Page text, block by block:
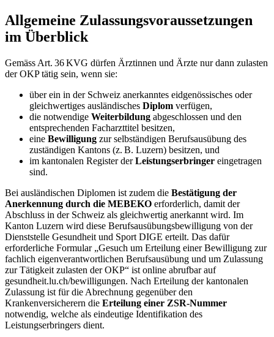
Allgemeine Zulassungsvoraussetzungen
im Überblick
Gemäss Art. 36 KVG dürfen Ärztinnen und Ärzte nur dann zulasten
der OKP tätig sein, wenn sie:
über ein in der Schweiz anerkanntes eidgenössisches oder
gleichwertiges ausländisches Diplom verfügen,
die notwendige Weiterbildung abgeschlossen und den
entsprechenden Facharzttitel besitzen,
eine Bewilligung zur selbständigen Berufsausübung des
zuständigen Kantons (z. B. Luzern) besitzen, und
im kantonalen Register derLeistungserbringer eingetragen
sind.
Bei ausländischen Diplomen ist zudem die Bestätigung der
Anerkennung durch die MEBEKO erforderlich, damit der
Abschluss in der Schweiz als gleichwertig anerkannt wird. Im
Kanton Luzern wird diese Berufsausübungsbewilligung von der
Dienststelle Gesundheit und Sport DIGE erteilt. Das dafür
erforderliche Formular „Gesuch um Erteilung einer Bewilligung zur
fachlich eigenverantwortlichen Berufsausübung und um Zulassung
zur Tätigkeit zulasten der OKP“ ist online abrufbar auf
gesundheit.lu.ch/bewilligungen. Nach Erteilung der kantonalen
Zulassung ist für die Abrechnung gegenüber den
Krankenversicherern die Erteilung einer ZSR-Nummer
notwendig, welche als eindeutige Identifikation des
Leistungserbringers dient.